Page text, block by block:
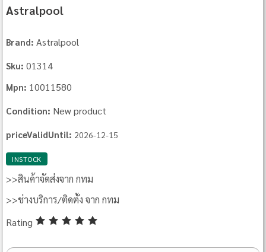
Astralpool
Brand: Astralpool
Sku: 01314
Mpn: 10011580
Condition: New product
priceValidUntil: 2026-12-15
INSTOCK
>>สินค้าจัดส่งจาก กทม
>>ช่างบริการ/ติดตั้ง จาก กทม
Rating